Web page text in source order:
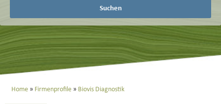
Suchen
Home Firmenprofile Biovis Diagnostik